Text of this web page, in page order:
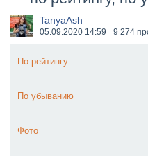
​Wacken Open Air 2027
TanyaAsh
05.09.2020 14:59 9 274
По рейтингу
По убыванию
Фото